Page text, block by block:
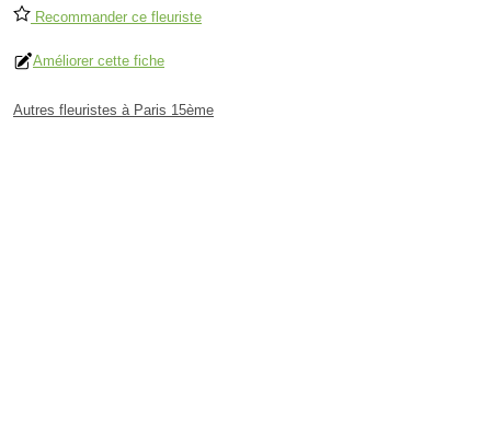
Recommander ce fleuriste
Améliorer cette fiche
Autres fleuristes à Paris 15ème